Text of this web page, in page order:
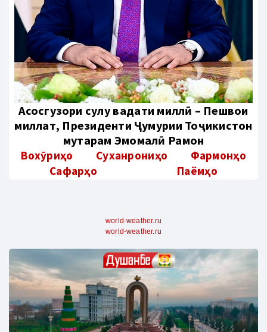
Aсосгузори сулҳу ваҳдати миллӣ – Пешвои
миллат, Президенти Ҷумҳурии Тоҷикистон
муҳтарам Эмомалӣ Раҳмон
Вохӯриҳо Суханрониҳо
Фармонҳо
Сафарҳо
Паёмҳо
world-weather.ru
world-weather.ru